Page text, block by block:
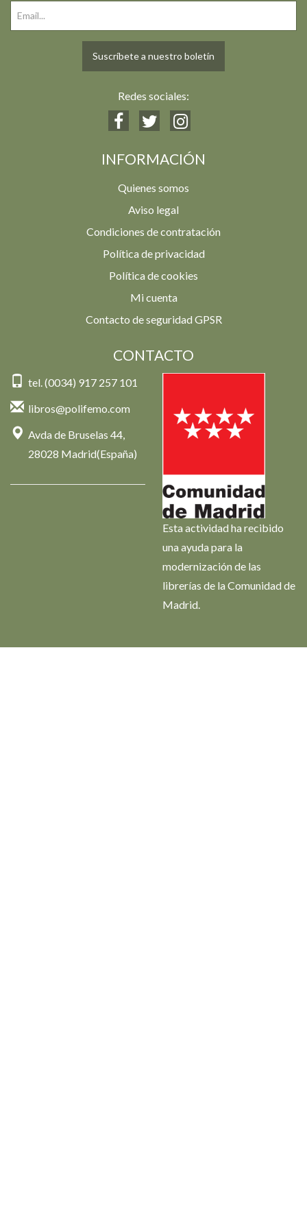
Suscríbete a nuestro boletín
Redes sociales:
INFORMACIÓN
Quienes somos
Aviso legal
Condiciones de contratación
Política de privacidad
Política de cookies
Mi cuenta
Contacto de seguridad GPSR
CONTACTO
tel. (0034) 917 257 101
libros@polifemo.com
Avda de Bruselas 44,
28028 Madrid(España)
Esta actividad ha recibido
una ayuda para la
modernización de las
librerías de la Comunidad de
Madrid.